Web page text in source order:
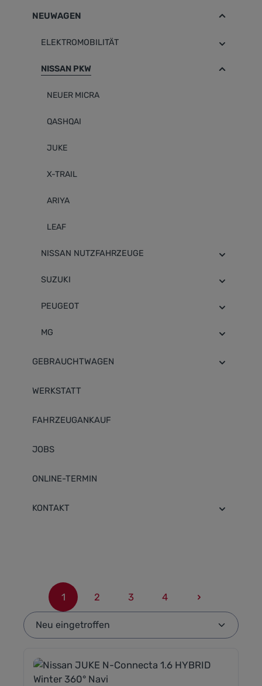
NEUWAGEN
ELEKTROMOBILITÄT
NISSAN PKW
NEUER MICRA
QASHQAI
JUKE
X-TRAIL
ARIYA
LEAF
NISSAN NUTZFAHRZEUGE
SUZUKI
PEUGEOT
MG
GEBRAUCHTWAGEN
WERKSTATT
FAHRZEUGANKAUF
JOBS
ONLINE-TERMIN
KONTAKT
Seite
1
Seite
2
Seite
3
Seite
4